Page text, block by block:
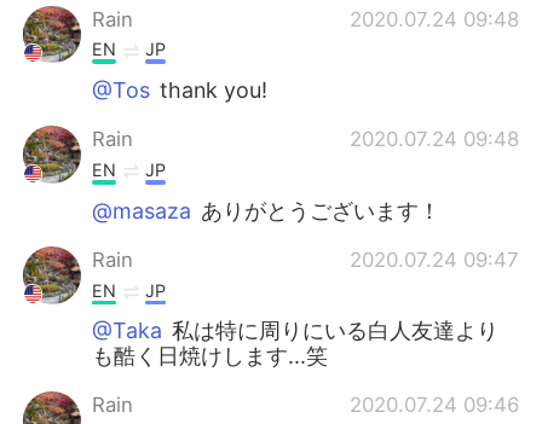
Rain 2020.07.24 09:48
EN JP
@Tos thank you!
Rain 2020.07.24 09:48
EN JP
@masaza ありがとうございます！
Rain 2020.07.24 09:47
EN JP
@Taka 私は特に周りにいる白人友達より
も酷く日焼けします...笑
Rain 2020.07.24 09:46